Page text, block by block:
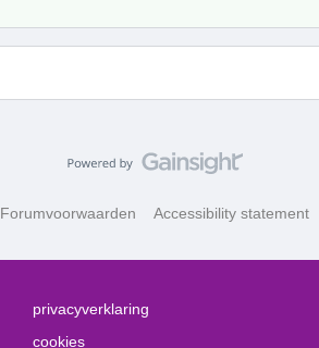
Forumvoorwaarden Accessibility statement
privacyverklaring
cookies